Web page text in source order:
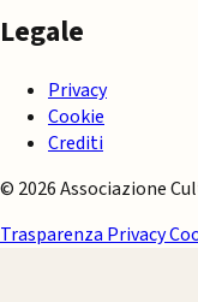
Legale
Privacy
Cookie
Crediti
© 2026 Associazione
Trasparenza Privacy